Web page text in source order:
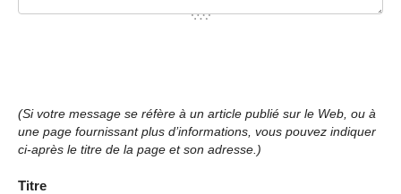
(Si votre message se réfère à un article publié sur le Web, ou à
une page fournissant plus d’informations, vous pouvez indiquer
ci-après le titre de la page et son adresse.)
Titre